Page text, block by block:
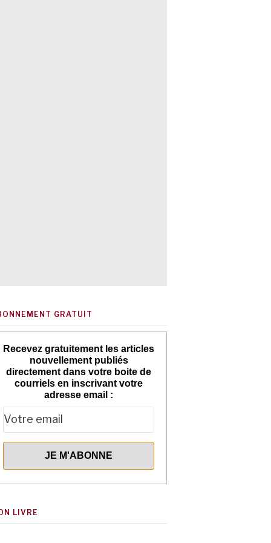
GRATUIT
Recevez gratuitement les articles
nouvellement publiés
directement dans votre boite de
courriels en inscrivant votre
adresse email :
LIVRE